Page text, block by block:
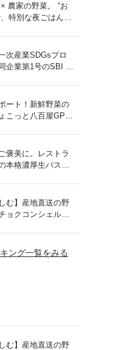
農家の野菜。 “お
特別な夜ごはん
次産業SDGsプロ
企業第1号のSBI F
ート！新鮮野菜の
こっと八百屋GP
褒美に。レストラ
本格濃厚生パスタ
む】産地直送の野
ョクコンシェルジ
ング一覧をみる
む】産地直送の野